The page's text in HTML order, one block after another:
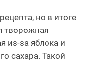
но в итоге
творожная
из-за яблока и
сахара. Такой